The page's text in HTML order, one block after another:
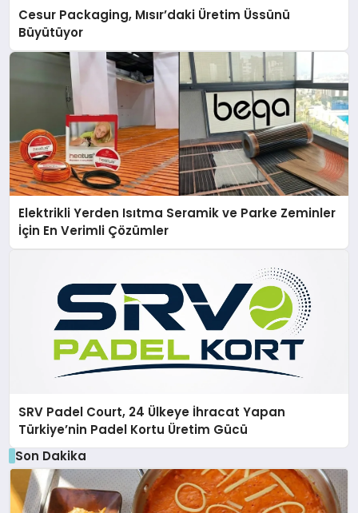
Cesur Packaging, Mısır’daki Üretim Üssünü
Büyütüyor
Elektrikli Yerden Isıtma Seramik ve Parke Zeminler
İçin En Verimli Çözümler
SRV Padel Court, 24 Ülkeye İhracat Yapan
Türkiye’nin Padel Kortu Üretim Gücü
Son Dakika